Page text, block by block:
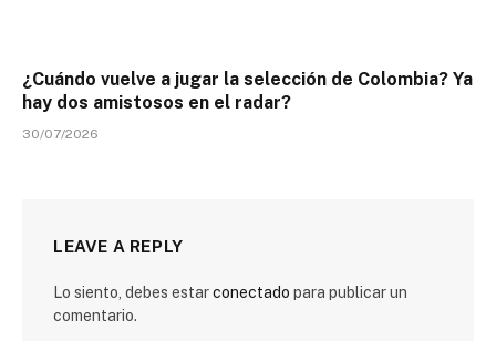
¿Cuándo vuelve a jugar la selección de Colombia? Ya
hay dos amistosos en el radar?
30/07/2026
LEAVE A REPLY
Lo siento, debes estarconectado para publicar un
comentario.